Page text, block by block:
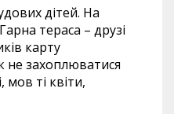
дітей. На
тераса – друзі
карту
захоплюватися
ті квіти,